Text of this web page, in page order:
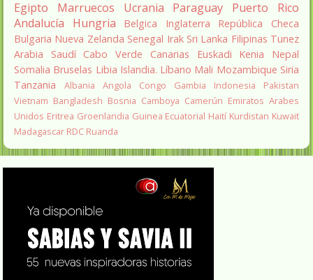
Egipto
Marruecos Ucrania Paraguay
Puerto Rico
Andalucía
Hungria Belgica Inglaterra
República Checa
Bulgaria Nueva Zelanda Senegal Irak Sri Lanka Filipinas Tunez
Arabia Saudí Cabo Verde Canarias Euskadi Kenia
Nepal
Somalia Bruselas Libia Islandia. Líbano Mali Mozambique Siria
Tanzania
Albania Angola Congo Gambia Indonesia
Pakistan
Vietnam Bangladesh Bosnia Camboya Camerún Emiratos Arabes
Unidos Eritrea Groenlandia Guinea Ecuatorial Haití Kurdistan Kuwait
Madagascar RDC Ruanda